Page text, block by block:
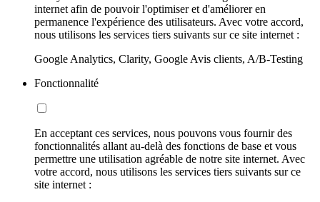
internet afin de pouvoir l'optimiser et d'améliorer en
permanence l'expérience des utilisateurs. Avec votre accord,
nous utilisons les services tiers suivants sur ce site internet :
Google Analytics, Clarity, Google Avis clients, A/B-Testing
Fonctionnalité
En acceptant ces services, nous pouvons vous fournir des
fonctionnalités allant au-delà des fonctions de base et vous
permettre une utilisation agréable de notre site internet. Avec
votre accord, nous utilisons les services tiers suivants sur ce
site internet :